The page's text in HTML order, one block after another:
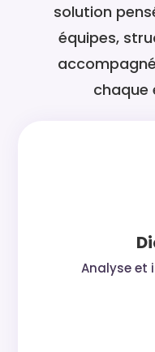
solution
équipes,
chaque
Analyse et